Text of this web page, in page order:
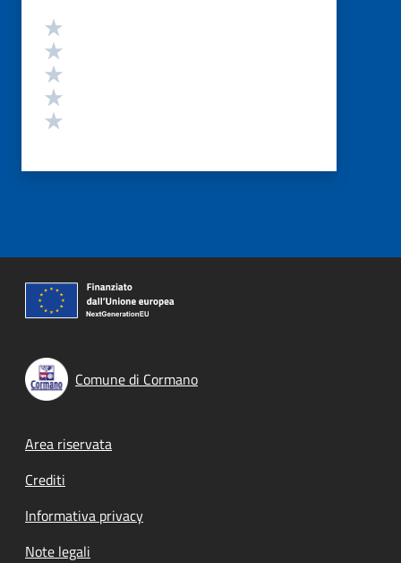
Valutazione
Comune di Cormano
Footer menu
Area riservata
Crediti
Informativa privacy
Note legali